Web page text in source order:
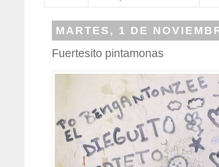
MARTES, 1 DE
Fuertesito pintamonas